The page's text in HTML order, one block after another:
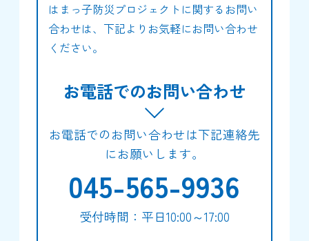
はまっ子防災プロジェクトに関するお問い
合わせは、下記よりお気軽にお問い合わせ
ください。
お電話でのお問い合わせ
お電話でのお問い合わせは下記連絡先
にお願いします。
045-565-9936
受付時間：平日10:00～17:00